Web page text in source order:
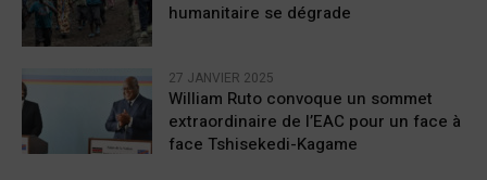
humanitaire se dégrade
27 JANVIER 2025
William Ruto convoque un sommet
extraordinaire de l’EAC pour un face à
face Tshisekedi-Kagame